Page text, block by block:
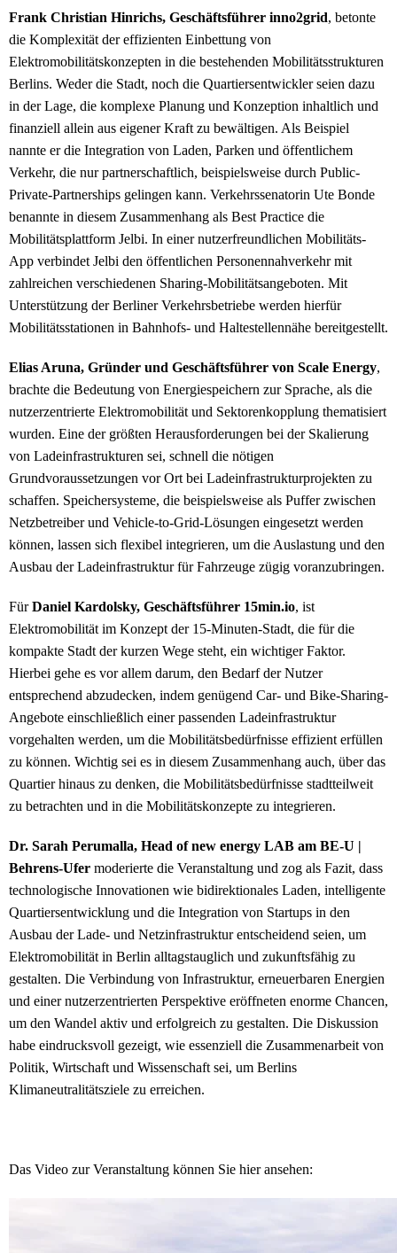
Frank Christian Hinrichs, Geschäftsführer inno2grid, betonte
die Komplexität der effizienten Einbettung von
Elektromobilitätskonzepten in die bestehenden Mobilitätsstrukturen
Berlins. Weder die Stadt, noch die Quartiersentwickler seien dazu
in der Lage, die komplexe Planung und Konzeption inhaltlich und
finanziell allein aus eigener Kraft zu bewältigen. Als Beispiel
nannte er die Integration von Laden, Parken und öffentlichem
Verkehr, die nur partnerschaftlich, beispielsweise durch Public-
Private-Partnerships gelingen kann. Verkehrssenatorin Ute Bonde
benannte in diesem Zusammenhang als Best Practice die
Mobilitätsplattform Jelbi. In einer nutzerfreundlichen Mobilitäts-
App verbindet Jelbi den öffentlichen Personennahverkehr mit
zahlreichen verschiedenen Sharing-Mobilitätsangeboten. Mit
Unterstützung der Berliner Verkehrsbetriebe werden hierfür
Mobilitätsstationen in Bahnhofs- und Haltestellennähe bereitgestellt.
Elias Aruna, Gründer und Geschäftsführer von Scale Energy,
brachte die Bedeutung von Energiespeichern zur Sprache, als die
nutzerzentrierte Elektromobilität und Sektorenkopplung thematisiert
wurden. Eine der größten Herausforderungen bei der Skalierung
von Ladeinfrastrukturen sei, schnell die nötigen
Grundvoraussetzungen vor Ort bei Ladeinfrastrukturprojekten zu
schaffen. Speichersysteme, die beispielsweise als Puffer zwischen
Netzbetreiber und Vehicle-to-Grid-Lösungen eingesetzt werden
können, lassen sich flexibel integrieren, um die Auslastung und den
Ausbau der Ladeinfrastruktur für Fahrzeuge zügig voranzubringen.
FürDaniel Kardolsky, Geschäftsführer 15min.io, ist
Elektromobilität im Konzept der 15-Minuten-Stadt, die für die
kompakte Stadt der kurzen Wege steht, ein wichtiger Faktor.
Hierbei gehe es vor allem darum, den Bedarf der Nutzer
entsprechend abzudecken, indem genügend Car- und Bike-Sharing-
Angebote einschließlich einer passenden Ladeinfrastruktur
vorgehalten werden, um die Mobilitätsbedürfnisse effizient erfüllen
zu können. Wichtig sei es in diesem Zusammenhang auch, über das
Quartier hinaus zu denken, die Mobilitätsbedürfnisse stadtteilweit
zu betrachten und in die Mobilitätskonzepte zu integrieren.
Dr. Sarah Perumalla, Head of new energy LAB am BE-U |
Behrens-Ufer moderierte die Veranstaltung und zog als Fazit, dass
technologische Innovationen wie bidirektionales Laden, intelligente
Quartiersentwicklung und die Integration von Startups in den
Ausbau der Lade- und Netzinfrastruktur entscheidend seien, um
Elektromobilität in Berlin alltagstauglich und zukunftsfähig zu
gestalten. Die Verbindung von Infrastruktur, erneuerbaren Energien
und einer nutzerzentrierten Perspektive eröffneten enorme Chancen,
um den Wandel aktiv und erfolgreich zu gestalten. Die Diskussion
habe eindrucksvoll gezeigt, wie essenziell die Zusammenarbeit von
Politik, Wirtschaft und Wissenschaft sei, um Berlins
Klimaneutralitätsziele zu erreichen.
Das Video zur Veranstaltung können Sie hier ansehen: